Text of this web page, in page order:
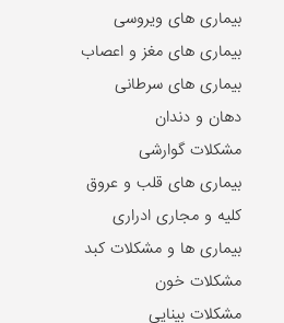
بیماری های ویروسی
بیماری های مغز و اعصاب
بیماری های سرطانی
دهان و دندان
مشکلات گوارشی
بیماری های قلب و عروق
کلیه و مجاری ادراری
بیماری ها و مشکلات کبد
مشکلات خون
مشکلات بینایی